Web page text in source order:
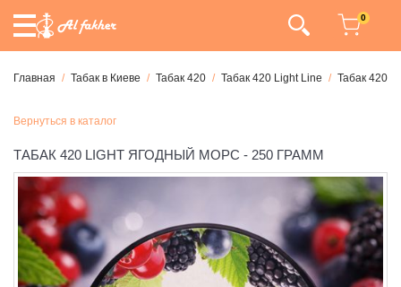
0
Главная Табак в Киеве Табак 420 Табак 420 Light Line Табак 420
Вернуться в каталог
ТАБАК 420 LIGHT ЯГОДНЫЙ МОРС - 250 ГРАММ